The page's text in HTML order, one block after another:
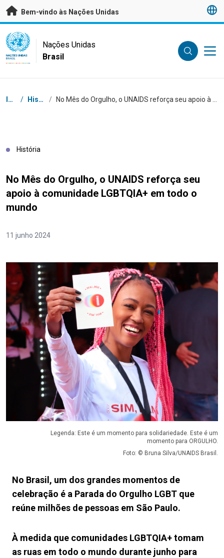
Saltar para conteúdo principal
Bem-vindo às Nações Unidas
UN Logo
NAÇÕES UNIDAS
BRASIL
Nações Unidas
Brasil
Navegação
Início / Histórias /
História
No Mês do Orgulho, o UNAIDS reforça seu
apoio à comunidade LGBTQIA+ em todo o
mundo
11 junho 2024
Legenda: Este é um momento para solidariedade. Este é um
momento para ORGULHO.
Foto: © Bruna Silva/UNAIDS Brasil.
No Brasil, um dos grandes momentos de
celebração é a Parada do Orgulho LGBT que
reúne milhões de pessoas em São Paulo.
À medida que comunidades LGBTQIA+ tomam
as ruas em todo o mundo durante junho para